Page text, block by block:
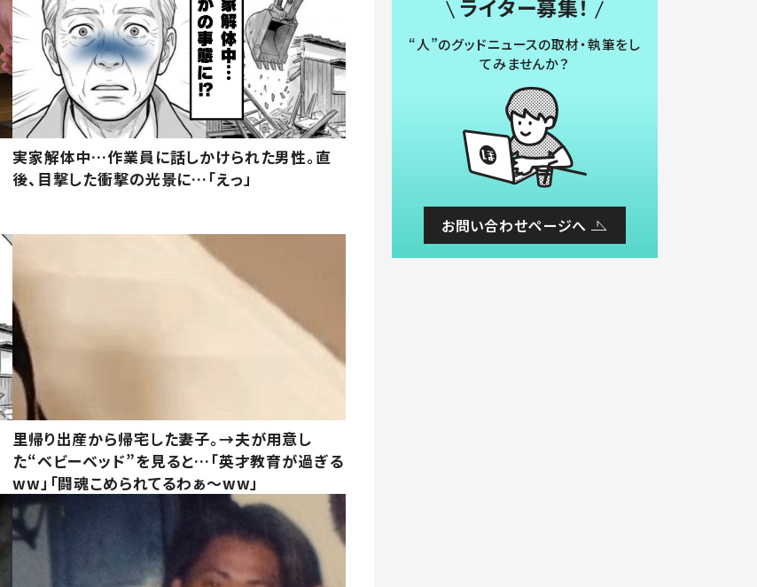
実家解体中…作業員に話しかけられた男性。直
後、目撃した衝撃の光景に…「えっ」
里帰り出産から帰宅した妻子。→夫が用意し
た“ベビーベッド”を見ると…「英才教育が過ぎる
ww」「闘魂こめられてるわぁ～ww」
ライター募集！
“人”のグッドニュースの取材・執筆をし
てみませんか？
お問い合わせページへ